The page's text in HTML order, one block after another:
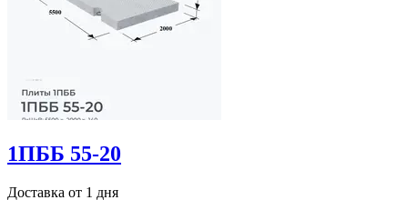
1ПББ 55-20
Доставка от 1 дня